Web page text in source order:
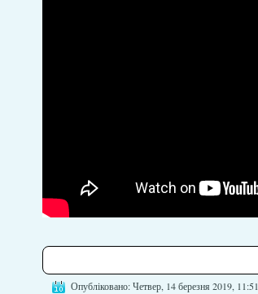
Опубліковано: Четвер, 14 березня 2019, 11:51